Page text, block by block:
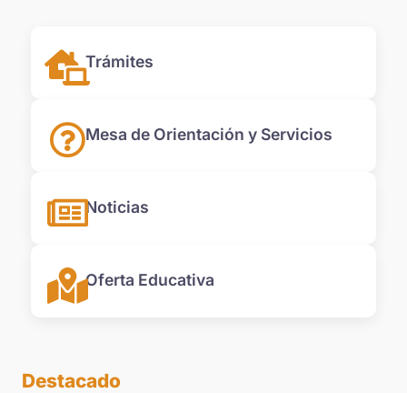
Trámites
Mesa de Orientación y Servicios
Noticias
Oferta Educativa
Destacado